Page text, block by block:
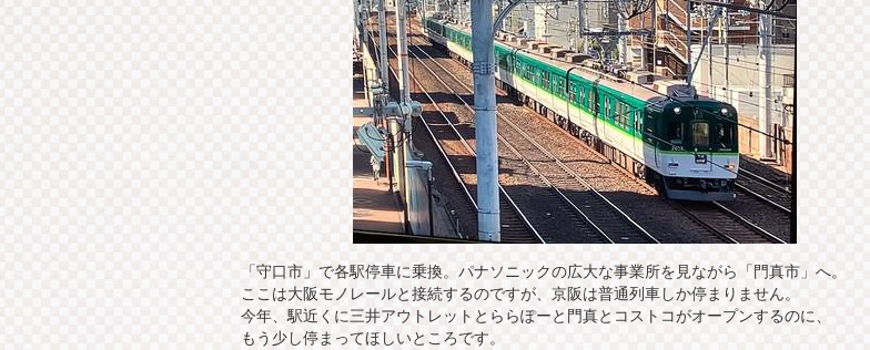
「守口市」で各駅停車に乗換。パナソニックの広大な事業所を見ながら「門真市」へ。
ここは大阪モノレールと接続するのですが、京阪は普通列車しか停まりません。
今年、駅近くに三井アウトレットとららぽーと門真とコストコがオープンするのに、
もう少し停まってほしいところです。